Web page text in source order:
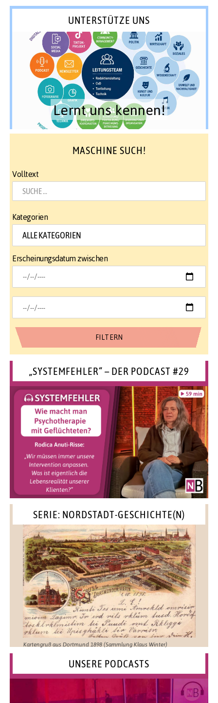
UNTERSTÜTZE UNS
Lernt uns kennen!
MASCHINE SUCH!
Volltext
Kategorien
Erscheinungsdatum zwischen
„SYSTEMFEHLER“ – DER PODCAST #29
SERIE: NORDSTADT-GESCHICHTE(N)
Kartengruß aus Dortmund 1898 (Sammlung Klaus Winter)
UNSERE PODCASTS